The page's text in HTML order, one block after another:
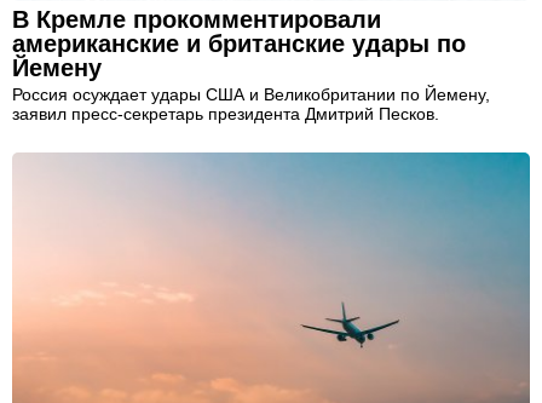
В Кремле прокомментировали
американские и британские удары по
Йемену
Россия осуждает удары США и Великобритании по Йемену,
заявил пресс-секретарь президента Дмитрий Песков.